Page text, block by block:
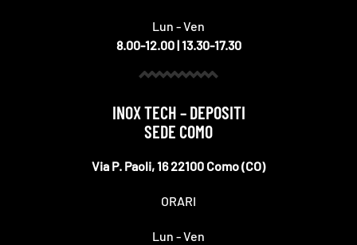
Lun - Ven
8.00-12.00 | 13.30-17.30
INOX TECH – DEPOSITI
SEDE COMO
Via P. Paoli, 16 22100 Como (CO)
ORARI
Lun - Ven